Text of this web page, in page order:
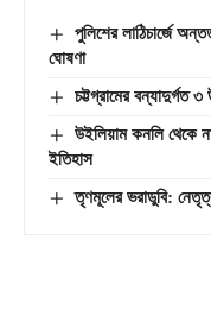
পুলিশের লাঠিচার্জে
ঘোষণা
চট্টগ্রামের বন্যাদুর্গত
উইলিয়াম কনলি থেকে
ইতিহাস
তৃণমূলের ভরাডুবি: